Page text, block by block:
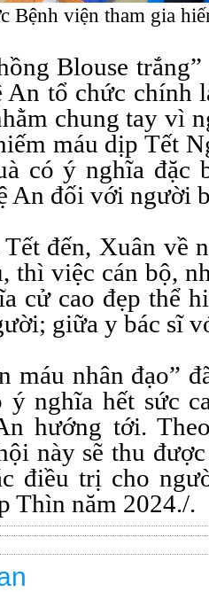
Bệnh viện tham gia
Blouse
An tổ chức chính
chung tay vì
máu dịp Tết
có ý nghĩa đặc
An đối với người
đến, Xuân về
thì việc cán bộ,
cử cao đẹp thể
giữa y bác sĩ
máu nhân đạo”
nghĩa hết sức
hướng tới.
này sẽ thu
điều trị cho
Thìn năm 2024./.